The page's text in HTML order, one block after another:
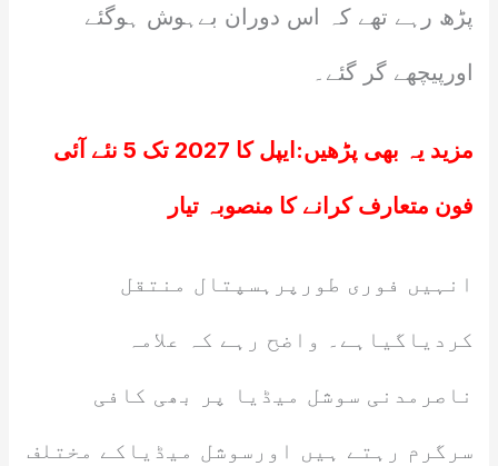
پڑھ رہے تھے کہ اس دوران بےہوش ہوگئے
اورپیچھے گر گئے۔
مزید یہ بھی پڑھیں: ایپل کا 2027 تک 5 نئے آئی
فون متعارف کرانے کا منصوبہ تیار
انہیں فوری طورپرہسپتال منتقل
کردیاگیاہے۔ واضح رہے کہ علامہ
ناصرمدنی سوشل میڈیا پر بھی کافی
سرگرم رہتے ہیں اورسوشل میڈیاکے مختلف